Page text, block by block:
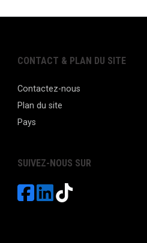
CONTACT & PLAN DU SITE
Contactez-nous
Plan du site
Pays
SUIVEZ-NOUS SUR